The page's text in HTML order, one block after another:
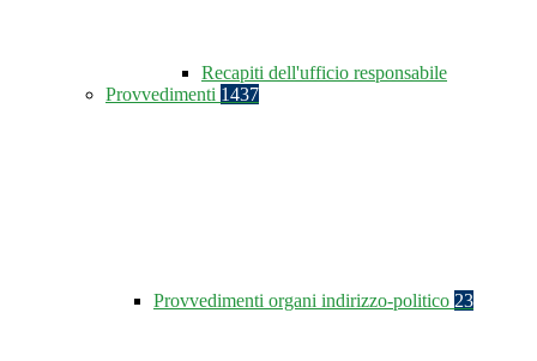
Recapiti dell'ufficio responsabile
Provvedimenti 1437
Provvedimenti organi indirizzo-politico 23